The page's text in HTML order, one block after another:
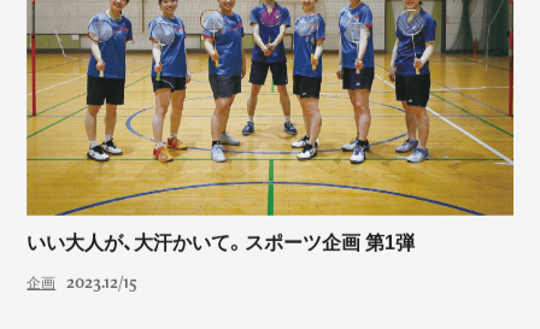
いい大人が、大汗かいて。スポーツ企画 第1弾
企画 2023.12/15